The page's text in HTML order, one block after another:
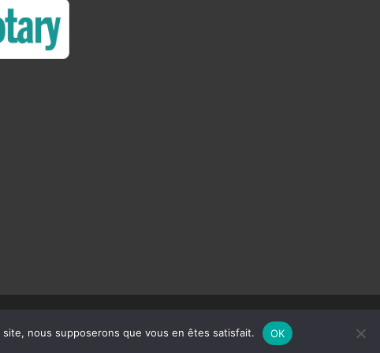
nous supposerons que vous en êtes satisfait. OK